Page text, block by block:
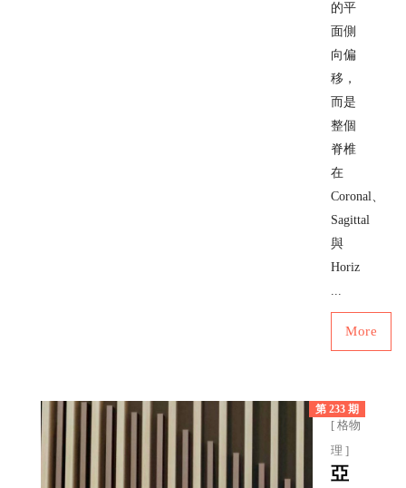
的平
面側
向偏
移，
而是
整個
脊椎
在
Coronal、
Sagittal
與
Horiz
...
More
第 233 期
[ 格物
理 ]
亞